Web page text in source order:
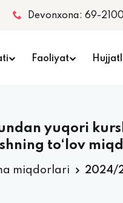
Devonxona: 69-
Faoliyat
yuqori
to‘lov
miqdorlari 2024/